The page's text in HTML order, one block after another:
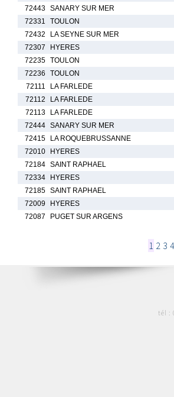
72443 SANARY SUR MER
72331
TOULON
72432
LA SEYNE SUR MER
72307
HYERES
72235 TOULON
72236
TOULON
72111
LA FARLEDE
72112
LA FARLEDE
72113
LA FARLEDE
72444 SANARY SUR MER
72415
LA ROQUEBRUSSANNE
72010
HYERES
72184 SAINT RAPHAEL
72334
HYERES
72185 SAINT RAPHAEL
72009
HYERES
72087
PUGET SUR ARGENS
1 2 3 4
tél :